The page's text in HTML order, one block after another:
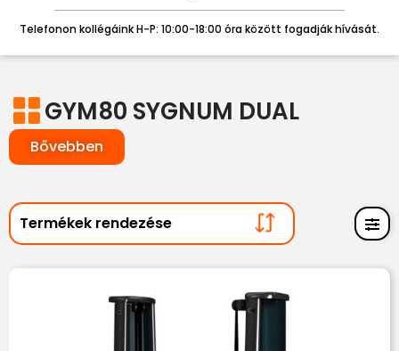
Telefonon kollégáink H-P: 10:00-18:00 óra között fogadják hívását.
GYM80 SYGNUM DUAL
Bővebben